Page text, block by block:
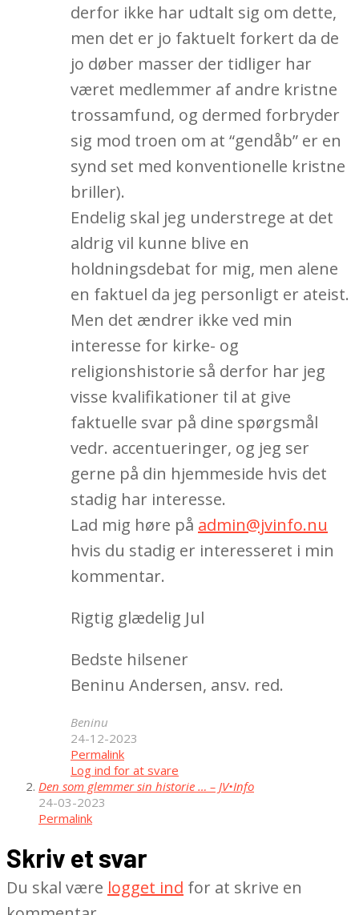
derfor ikke har udtalt sig om dette,
men det er jo faktuelt forkert da de
jo døber masser der tidliger har
været medlemmer af andre kristne
trossamfund, og dermed forbryder
sig mod troen om at “gendåb” er en
synd set med konventionelle kristne
briller).
Endelig skal jeg understrege at det
aldrig vil kunne blive en
holdningsdebat for mig, men alene
en faktuel da jeg personligt er ateist.
Men det ændrer ikke ved min
interesse for kirke- og
religionshistorie så derfor har jeg
visse kvalifikationer til at give
faktuelle svar på dine spørgsmål
vedr. accentueringer, og jeg ser
gerne på din hjemmeside hvis det
stadig har interesse.
Lad mig høre på admin@jvinfo.nu
hvis du stadig er interesseret i min
kommentar.
Rigtig glædelig Jul
Bedste hilsener
Beninu Andersen, ansv. red.
Beninu
24-12-2023
Permalink
Log ind for at svare
Den som glemmer sin historie … – JV•Info
24-03-2023
Permalink
Skriv et svar
Du skal være logget ind for at skrive en